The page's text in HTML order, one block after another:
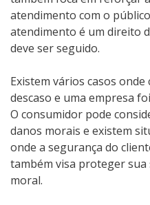
atendimento com o
atendimento é um direito
deve ser seguido.
Existem vários casos
descaso e uma empresa
O consumidor pode
danos morais e existem
onde a segurança do
também visa proteger sua
moral.